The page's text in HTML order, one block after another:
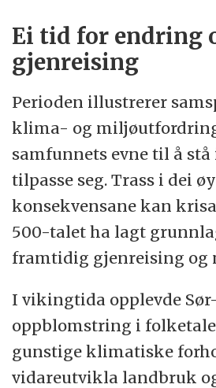
Ei tid for endring
gjenreising
Perioden illustrerer
klima- og
samfunnets evne til å stå
tilpasse seg. Trass i dei
konsekvensane kan
500-talet ha lagt
framtidig gjenreising og
I vikingtida opplevde
oppblomstring i
gunstige klimatiske
vidareutvikla landbruk